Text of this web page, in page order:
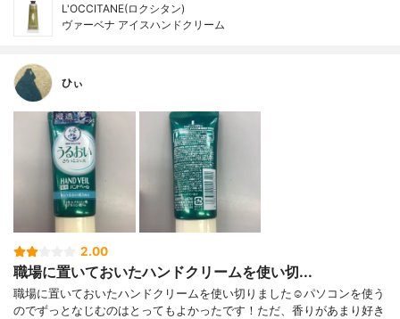
L'OCCITANE(ロクシタン)
ヴァーベナ アイスハンドクリーム
ひぃ
2.00
職場に置いておいたハンドクリームを使い切...
職場に置いておいたハンドクリームを使い切りました☺️パソコンを使う
のでずっとなじむのはとってもよかったです！ただ、香りがあまり好き